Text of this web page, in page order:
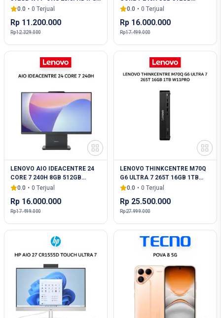
WHT -CR0878D
0.0 • 0 Terjual
Rp 11.200.000
Rp 12.329.000
W11+OHS 23.8FHD IPS CLOUD
0.0 • 0 Terjual
Rp 16.000.000
Rp 17.499.000
LENOVO AIO IDEACENTRE 24
CORE 7 240H 8GB 512GB
W11+OHS+M365 23.8FHD IPS
0.0 • 0 Terjual
Rp 16.000.000
Rp 17.499.000
LENOVO THINKCENTRE M70Q
G6 ULTRA 7 265T 16GB 1TB
W11PRO 3Y BLK -48IF
0.0 • 0 Terjual
Rp 25.500.000
Rp 27.999.000